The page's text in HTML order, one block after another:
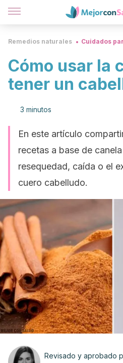
Remedios naturales Cuidados
Cómo usar la
tener un
3 minutos
En este artículo
recetas a base de
resequedad, caída o el
cuero cabelludo.
Revisado y aprobado